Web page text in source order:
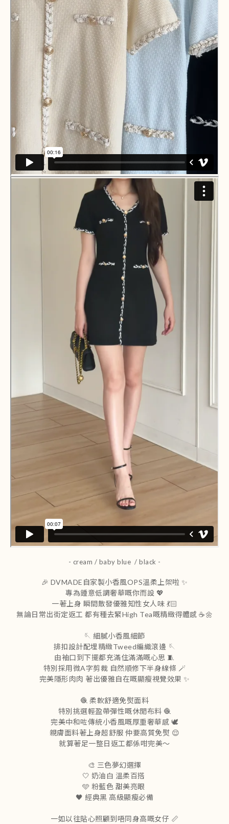
- cream / baby blue / black -
🎉 DVMADE自家製小香風OPS溫柔上架啦 ✨
專為鍾意低調奢華嘅你而設 💖
一著上身 瞬間散發優雅知性女人味 💃🏻
無論日常出街定返工 都有種去緊High Tea嘅精緻得體感 ☕️🌼
🪡 細膩小香風細節
排扣設計配埋精緻Tweed編織滾邊 🪡
由袖口到下擺都充滿住滿滿嘅心思 🧵
特別採用微A字剪裁 自然順修下半身線條 🪄
完美隱形肉肉 著出優雅自在嘅顯瘦視覺效果 ✨
🧶 柔軟舒適免熨面料
特別挑選輕盈帶彈性嘅休閒布料 🧶
完美中和咗傳統小香風嘅厚重奢華感 🕊️
親膚面料著上身超舒服 仲要高質免熨 😌
就算著足一整日返工都係咁完美～
🎨 三色夢幻選擇
🤍 奶油白 溫柔百搭
🩵 粉藍色 甜美亮眼
🖤 經典黑 高級顯瘦必備
一如以往貼心照顧到唔同身高嘅女仔 📏